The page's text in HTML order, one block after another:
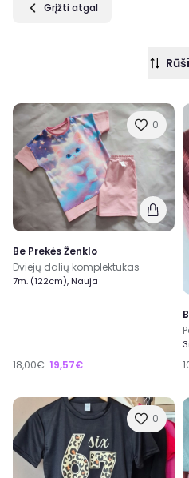
Grįžti atgal
0
Be Prekės Ženklo
Dviejų dalių komplektukas
7m. (122cm), Nauja
18,00€ 19,57€
0